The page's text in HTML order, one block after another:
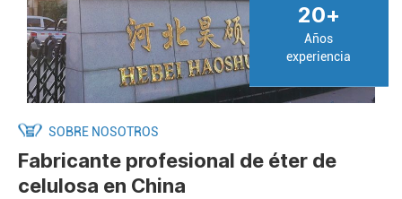
20+
Años
experiencia
SOBRE NOSOTROS
Fabricante profesional de éter de
celulosa en China